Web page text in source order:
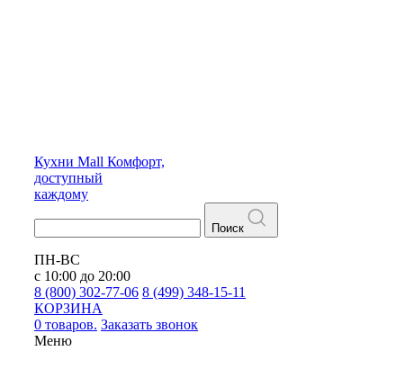
Кухни Mall Комфорт,
доступный
каждому
Поиск
ПН-ВС
с 10:00 до 20:00
8 (800) 302-77-06 8 (499) 348-15-11
КОРЗИНА
0 товаров. Заказать звонок
Меню